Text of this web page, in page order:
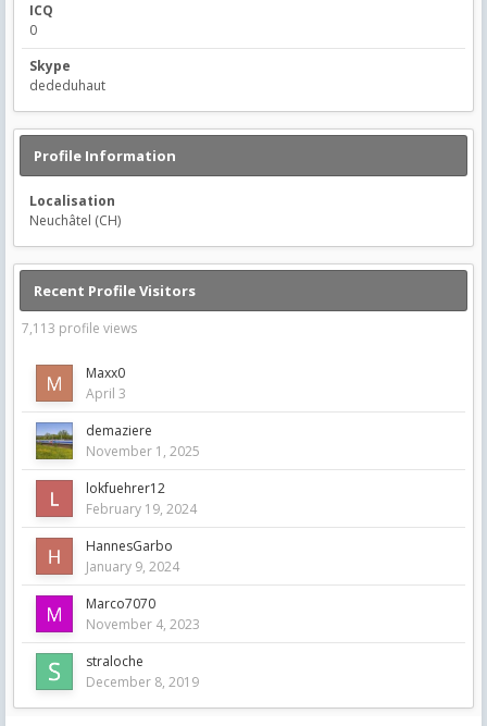
ICQ
0
Skype
dededuhaut
Profile Information
Localisation
Neuchâtel (CH)
Recent Profile Visitors
7,113 profile views
Maxx0
April 3
demaziere
November 1, 2025
lokfuehrer12
February 19, 2024
HannesGarbo
January 9, 2024
Marco7070
November 4, 2023
straloche
December 8, 2019